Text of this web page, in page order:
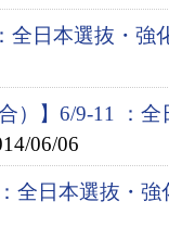
全日本選抜・強
）】6/9-11 ：
06/06
：全日本選抜・